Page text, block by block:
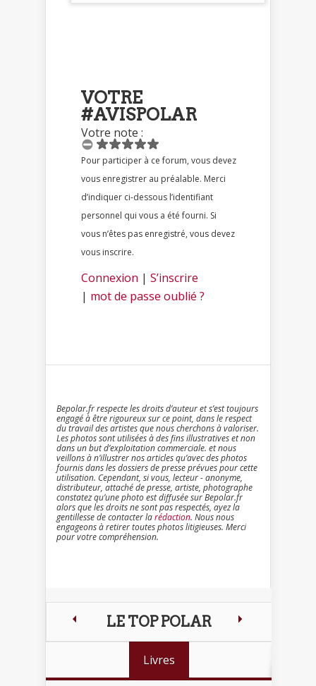
VOTRE
#AVISPOLAR
Votre note :
Pour participer à ce forum, vous devez
vous enregistrer au préalable. Merci
d’indiquer ci-dessous l’identifiant
personnel qui vous a été fourni. Si
vous n’êtes pas enregistré, vous devez
vous inscrire.
Connexion | S’inscrire
| mot de passe oublié ?
Bepolar.fr respecte les droits d’auteur et s’est toujours
engagé à être rigoureux sur ce point, dans le respect
du travail des artistes que nous cherchons à valoriser.
Les photos sont utilisées à des fins illustratives et non
dans un but d’exploitation commerciale. et nous
veillons à n’illustrer nos articles qu’avec des photos
fournis dans les dossiers de presse prévues pour cette
utilisation. Cependant, si vous, lecteur - anonyme,
distributeur, attaché de presse, artiste, photographe
constatez qu’une photo est diffusée sur Bepolar.fr
alors que les droits ne sont pas respectés, ayez la
gentillesse de contacter larédaction. Nous nous
engageons à retirer toutes photos litigieuses. Merci
pour votre compréhension.
LE TOP POLAR
Livres